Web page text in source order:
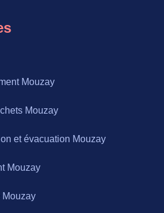
Mouzay
Mouzay
et évacuation Mouzay
Mouzay
Mouzay